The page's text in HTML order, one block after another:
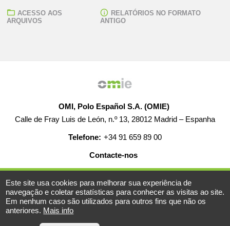
ACESSO AOS
ARQUIVOS
RELATÓRIOS NO FORMATO
ANTIGO
OMI, Polo Español S.A. (OMIE)
Calle de Fray Luis de León, n.º 13, 28012 Madrid – Espanha
Telefone: +34 91 659 89 00
Contacte-nos
© 2019-2026 - Todos os direitos reservados
AJUDA EMPREGO MAPA WEB AVISO LEGAL
Este site usa cookies para melhorar sua experiência de
navegação e coletar estatísticas para conhecer as visitas ao site.
Em nenhum caso são utilizados para outros fins que não os
anteriores. Mais info